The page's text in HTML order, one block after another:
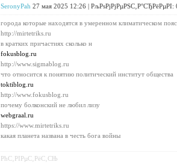
SeronyPah 27 мая 2025 12:26 |
города которые находятся в умеренном климатическом
http://mirtetriks.ru
в кратких причастиях сколько н
fokusblog.ru
http://www.sigmablog.ru
что относится к понятию политический институт общества
toktiblog.ru
http://www.fokusblog.ru
почему болконский не любил лизу
webgraal.ru
https://www.mirtetriks.ru
какая планета названа в честь бога войны
РћС‚РІРµС‚РёС‚СЊ